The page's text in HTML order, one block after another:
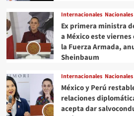
Internacionales Nacionales
Ex primera ministra
a México este
la Fuerza Armada,
Sheinbaum
Internacionales Nacionales
México y Perú
relaciones
acepta dar